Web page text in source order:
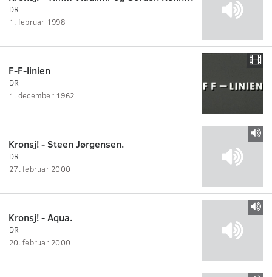
DR
1. februar 1998
F-F-linien
DR
1. december 1962
Kronsj! - Steen Jørgensen.
DR
27. februar 2000
Kronsj! - Aqua.
DR
20. februar 2000